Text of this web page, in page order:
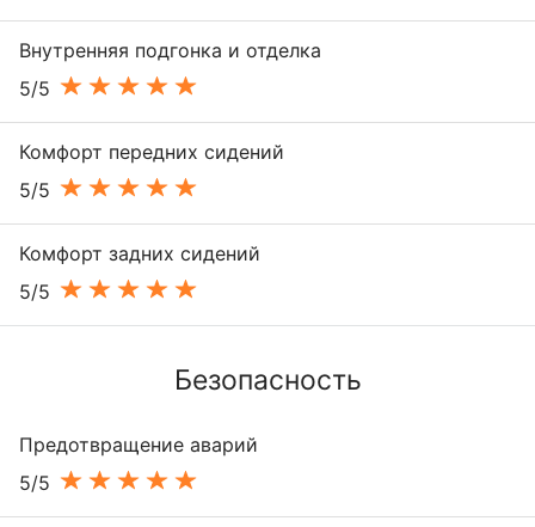
Внутренняя подгонка и отделка
5/5
Комфорт передних сидений
5/5
Комфорт задних сидений
5/5
Безопасность
Предотвращение аварий
5/5